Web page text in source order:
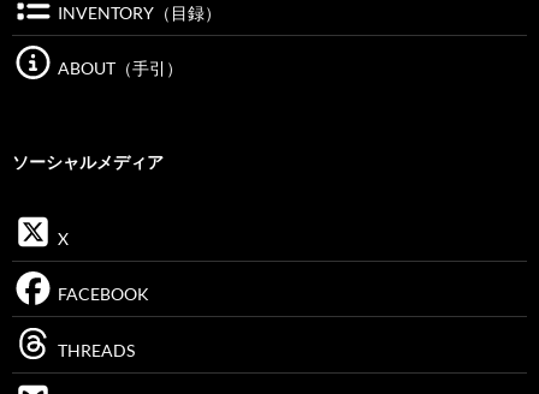
INVENTORY（目録）
ABOUT（手引）
ソーシャルメディア
X
FACEBOOK
THREADS